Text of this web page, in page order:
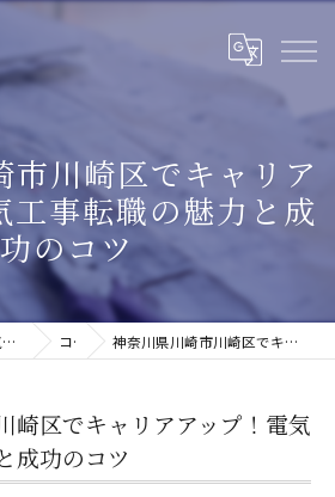
市川崎区でキャリア
工事転職の魅力と成
功のコツ
神奈川県川崎市で電気工事の求人なら株式会社トライアングル コラム 神奈川県川崎市川崎区でキャリアアップ！電気工事転職の魅力と成功のコツ
崎区でキャリアアップ！電気
成功のコツ